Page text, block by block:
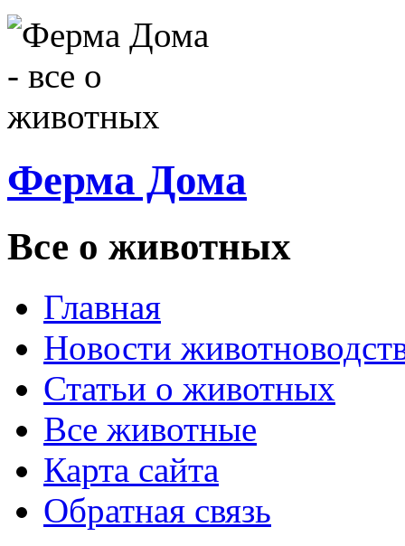
Ферма Дома
Все о животных
Главная
Новости
Статьи о животных
Все животные
Карта сайта
Обратная связь